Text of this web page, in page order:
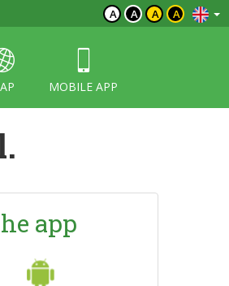
A A A A
MOBILE APP
app